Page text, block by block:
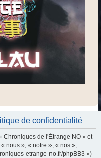
de confidentialité
Chroniques de l'Étrange NO » et
nous », « notre », « nos »,
etrange-no.fr/phpBB3 »)